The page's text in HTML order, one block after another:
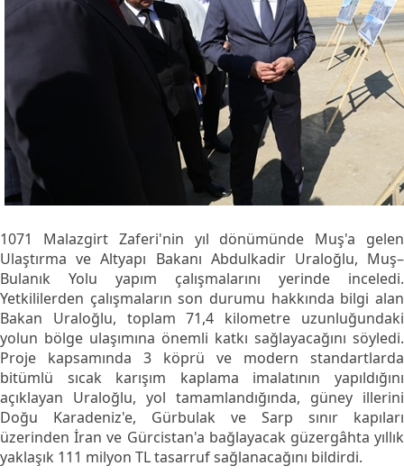
1071 Malazgirt Zaferi'nin yıl dönümünde Muş'a gelen
Ulaştırma ve Altyapı Bakanı Abdulkadir Uraloğlu, Muş–
Bulanık Yolu yapım çalışmalarını yerinde inceledi.
Yetkililerden çalışmaların son durumu hakkında bilgi alan
Bakan Uraloğlu, toplam 71,4 kilometre uzunluğundaki
yolun bölge ulaşımına önemli katkı sağlayacağını söyledi.
Proje kapsamında 3 köprü ve modern standartlarda
bitümlü sıcak karışım kaplama imalatının yapıldığını
açıklayan Uraloğlu, yol tamamlandığında, güney illerini
Doğu Karadeniz'e, Gürbulak ve Sarp sınır kapıları
üzerinden İran ve Gürcistan'a bağlayacak güzergâhta yıllık
yaklaşık 111 milyon TL tasarruf sağlanacağını bildirdi.